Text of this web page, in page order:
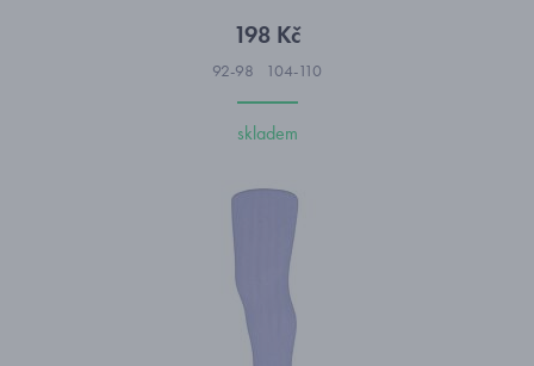
198 Kč
92-98 104-110
skladem